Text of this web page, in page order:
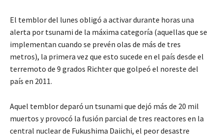
El temblor del lunes obligó a activar durante horas una
alerta por tsunami de la máxima categoría (aquellas que se
implementan cuando se prevén olas de más de tres
metros), la primera vez que esto sucede en el país desde el
terremoto de 9 grados Richter que golpeó el noreste del
país en 2011.
Aquel temblor deparó un tsunami que dejó más de 20 mil
muertos y provocó la fusión parcial de tres reactores en la
central nuclear de Fukushima Daiichi, el peor desastre